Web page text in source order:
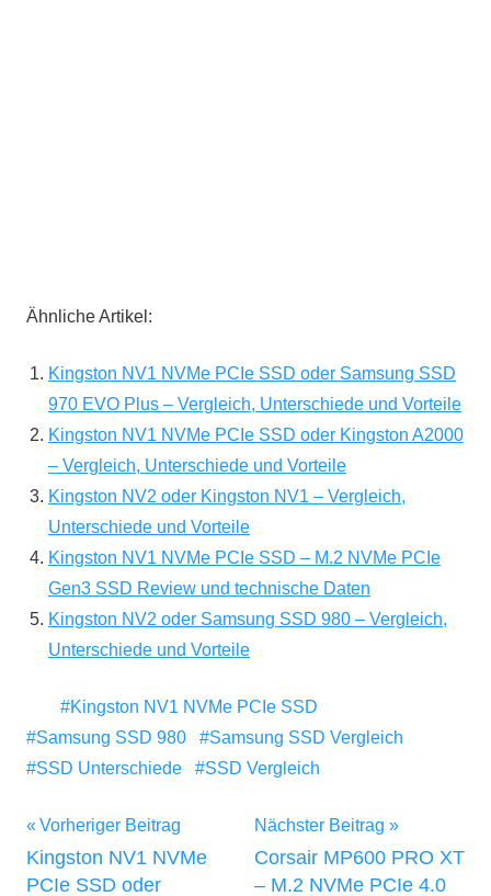
Ähnliche Artikel:
Kingston NV1 NVMe PCIe SSD oder Samsung SSD
970 EVO Plus – Vergleich, Unterschiede und Vorteile
Kingston NV1 NVMe PCIe SSD oder Kingston A2000
– Vergleich, Unterschiede und Vorteile
Kingston NV2 oder Kingston NV1 – Vergleich,
Unterschiede und Vorteile
Kingston NV1 NVMe PCIe SSD – M.2 NVMe PCIe
Gen3 SSD Review und technische Daten
Kingston NV2 oder Samsung SSD 980 – Vergleich,
Unterschiede und Vorteile
Kingston NV1 NVMe PCIe SSD
Samsung SSD 980
Samsung SSD Vergleich
SSD Unterschiede
SSD Vergleich
Beitragsnavigation
Vorheriger Beitrag
Kingston NV1 NVMe
PCIe SSD oder
Nächster Beitrag
Corsair MP600 PRO XT
– M.2 NVMe PCIe 4.0